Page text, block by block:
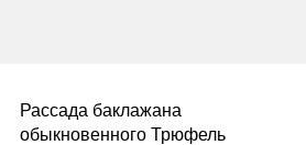
Рассада баклажана
обыкновенного Трюфель